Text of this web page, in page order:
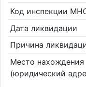
Код инспекции
Дата ликвидации
Причина
Место нахождения
(юридический